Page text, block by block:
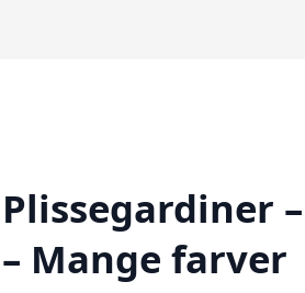
Plissegardiner
– Mange farver